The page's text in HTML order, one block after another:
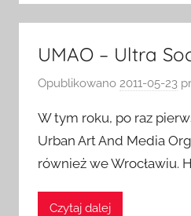
UMAO – Ultra
Opublikowano 2011-05-23
W tym roku, po raz
Urban Art And Media
również we Wrocławiu.
Czytaj dalej